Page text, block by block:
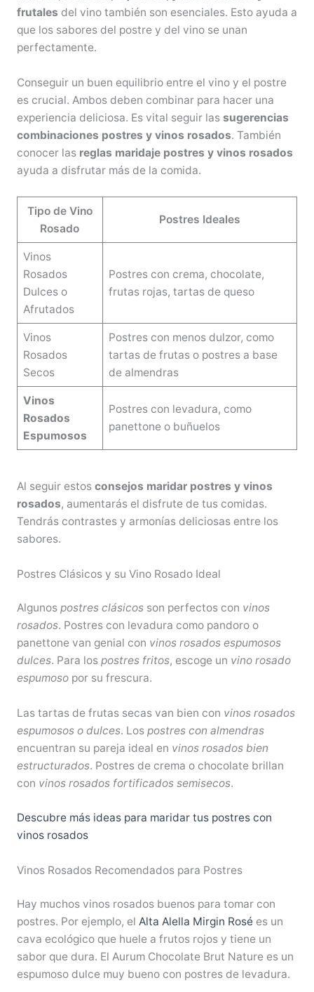
frutales del vino también son esenciales. Esto ayuda a
que los sabores del postre y del vino se unan
perfectamente.
Conseguir un buen equilibrio entre el vino y el postre
es crucial. Ambos deben combinar para hacer una
experiencia deliciosa. Es vital seguir las sugerencias
combinaciones postres y vinos rosados. También
conocer las reglas maridaje postres y vinos rosados
ayuda a disfrutar más de la comida.
Tipo de Vino
Rosado
Postres Ideales
Vinos
Rosados
Dulces o
Afrutados
Postres con crema, chocolate,
frutas rojas, tartas de queso
Vinos
Rosados
Secos
Postres con menos dulzor, como
tartas de frutas o postres a base
de almendras
Vinos
Rosados
Espumosos
Postres con levadura, como
panettone o buñuelos
Al seguir estos consejos maridar postres y vinos
rosados, aumentarás el disfrute de tus comidas.
Tendrás contrastes y armonías deliciosas entre los
sabores.
Postres Clásicos y su Vino Rosado Ideal
Algunos postres clásicosson perfectos con vinos
rosados. Postres con levadura como pandoro o
panettone van genial con vinos rosados espumosos
dulces. Para los postres fritos, escoge un vino rosado
espumosopor su frescura.
Las tartas de frutas secas van bien con vinos rosados
espumosos o dulces. Los postres con almendras
encuentran su pareja ideal en vinos rosados bien
estructurados. Postres de crema o chocolate brillan
con vinos rosados fortificados semisecos.
Descubre más ideas para maridar tus postres con
vinos rosados
Vinos Rosados Recomendados para Postres
Hay muchos vinos rosados buenos para tomar con
postres. Por ejemplo, el Alta Alella Mirgin Rosées un
cava ecológico que huele a frutos rojos y tiene un
sabor que dura. El Aurum Chocolate Brut Nature es un
espumoso dulce muy bueno con postres de levadura.